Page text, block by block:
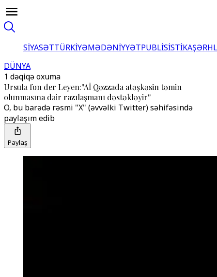
SİYASƏTTÜRKİYƏMƏDƏNİYYƏTPUBLİSİSTİKA
DÜNYA
1 dəqiqə oxuma
Ursula fon der Leyen:''Aİ Qəzzada atəşkəsin təmin
olunmasına dair razılaşmanı dəstəkləyir''
O, bu barədə rəsmi "X" (əvvəlki Twitter) səhifəsində
paylaşım edib
Paylaş